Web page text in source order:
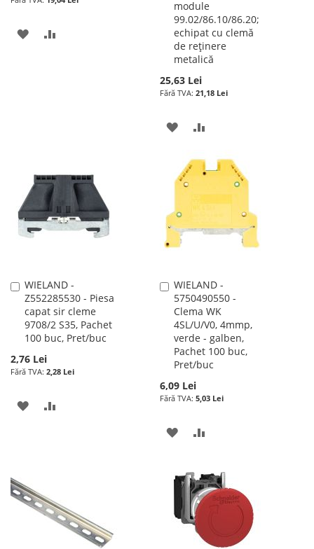
ADAUGATI
module
99.02/86.10/86.20;
echipat cu clemă
de reţinere
metalică
25,63 Lei
21,18 Lei
ADAUGATI
LISTA
DORINTE
COMPARARE
WIELAND -
Z552285530 - Piesa
capat sir cleme
9708/2 S35, Pachet
100 buc, Pret/buc
2,76 Lei
2,28 Lei
Adauga
în
cos
ADAUGATI
DORINTE
WIELAND -
5750490550 -
Clema WK
4SL/U/V0, 4mmp,
verde - galben,
Pachet 100 buc,
Pret/buc
6,09 Lei
5,03 Lei
Adauga
în
cos
ADAUGATI
LISTA
DE
DORINTE
COMPARARE